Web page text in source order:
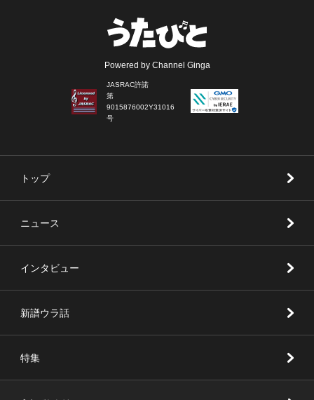
Powered by Channel Ginga
JASRAC許諾
第
9015876002Y31016
号
トップ
ニュース
インタビュー
新譜ウラ話
特集